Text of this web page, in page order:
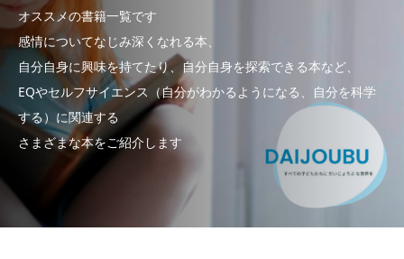
オススメの書籍一覧です
感情についてなじみ深くなれる本、
自分自身に興味を持てたり、自分自身を探索できる本など、
EQやセルフサイエンス（自分がわかるようになる、自分を科学
する）に関連する
さまざまな本をご紹介します